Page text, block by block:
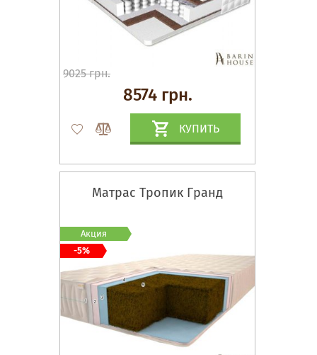
9025 грн.
8574 грн.
КУПИТЬ
Матрас Тропик Гранд
Акция
-5%